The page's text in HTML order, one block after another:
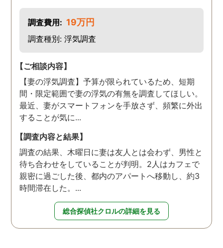
調査費用: 19万円
調査種別: 浮気調査
【ご相談内容】
【妻の浮気調査】予算が限られているため、短期
間・限定範囲で妻の浮気の有無を調査してほしい。
最近、妻がスマートフォンを手放さず、頻繁に外出
することが気に...
【調査内容と結果】
調査の結果、木曜日に妻は友人とは会わず、男性と
待ち合わせをしていることが判明。2人はカフェで
親密に過ごした後、都内のアパートへ移動し、約3
時間滞在した。...
総合探偵社クロルの詳細を見る